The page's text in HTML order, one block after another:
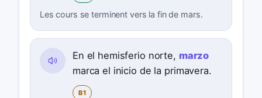
Les cours se terminent vers la fin de mars.
En el hemisferio norte, marzo
marca el inicio de la primavera.
B1